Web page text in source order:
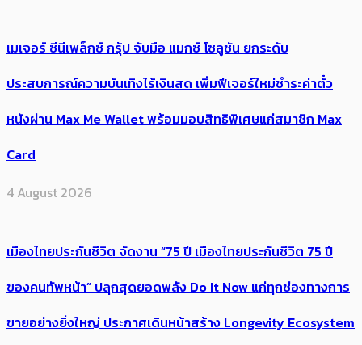
เมเจอร์ ซีนีเพล็กซ์ กรุ้ป จับมือ แมกซ์ โซลูชัน ยกระดับ
ประสบการณ์ความบันเทิงไร้เงินสด เพิ่มฟีเจอร์ใหม่ชำระค่าตั๋ว
หนังผ่าน Max Me Wallet พร้อมมอบสิทธิพิเศษแก่สมาชิก Max
Card
4 August 2026
เมืองไทยประกันชีวิต จัดงาน “75 ปี เมืองไทยประกันชีวิต 75 ปี
ของคนทัพหน้า” ปลุกสุดยอดพลัง Do It Now แก่ทุกช่องทางการ
ขายอย่างยิ่งใหญ่ ประกาศเดินหน้าสร้าง Longevity Ecosystem